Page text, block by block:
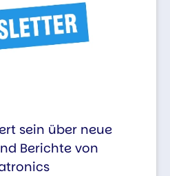
sein über neue
Berichte von